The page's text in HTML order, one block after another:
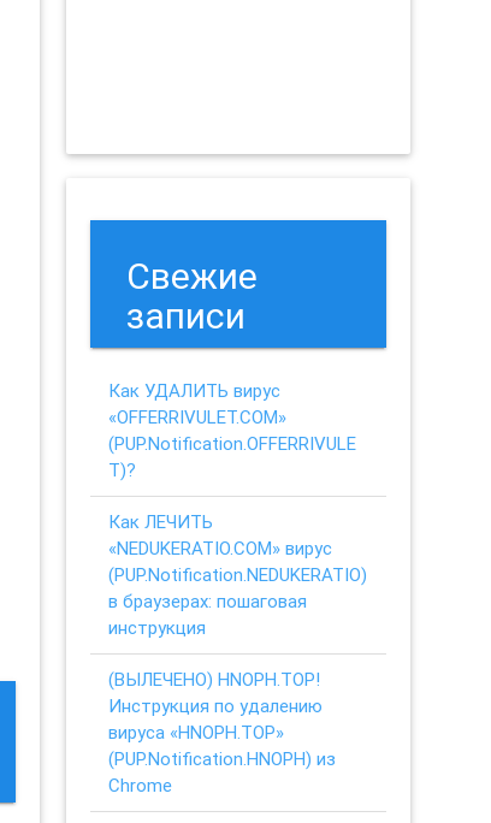
Свежие
записи
Как УДАЛИТЬ вирус
«OFFERRIVULET.COM»
(PUP.Notification.OFFERRIVULE
T)?
Как ЛЕЧИТЬ
«NEDUKERATIO.COM» вирус
(PUP.Notification.NEDUKERATIO)
в браузерах: пошаговая
инструкция
(ВЫЛЕЧЕНО) HNOPH.TOP!
Инструкция по удалению
вируса «HNOPH.TOP»
(PUP.Notification.HNOPH) из
Chrome